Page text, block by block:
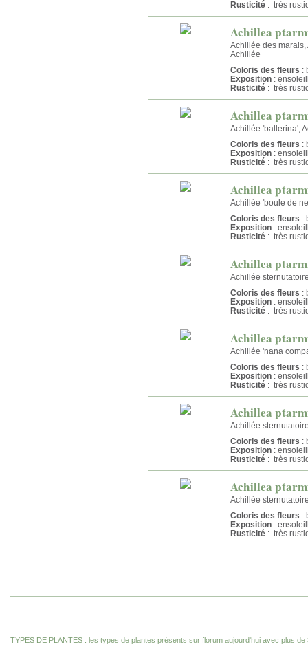
Rusticité : très
Achillea
Achillée des
Achillée
Coloris des fleurs :
Exposition :
Rusticité : très
Achillea
Achillée 'ballerina',
Coloris des fleurs :
Exposition :
Rusticité : très
Achillea
Achillée 'boule de
Coloris des fleurs :
Exposition :
Rusticité : très
Achillea
Achillée
Coloris des fleurs :
Exposition :
Rusticité : très
Achillea
Achillée 'nana
Coloris des fleurs :
Exposition :
Rusticité : très
Achillea
Achillée
Coloris des fleurs :
Exposition :
Rusticité : très
Achillea
Achillée
Coloris des fleurs :
Exposition :
Rusticité : très
TYPES DE PLANTES : les types de plantes présents sur florum aujourd'hui avec plus de